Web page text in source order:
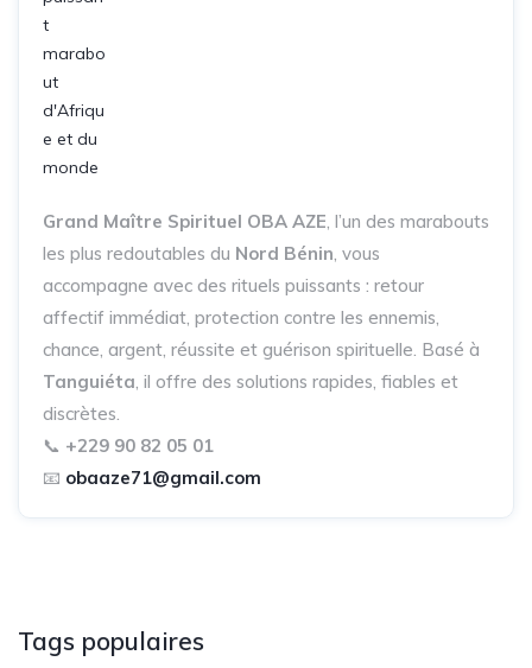
Grand Maître Spirituel OBA AZE , l’un des marabouts
les plus redoutables du Nord Bénin , vous
accompagne avec des rituels puissants : retour
affectif immédiat, protection contre les ennemis,
chance, argent, réussite et guérison spirituelle. Basé à
Tanguiéta , il offre des solutions rapides, fiables et
discrètes.
📞 +229 90 82 05 01
📧 obaaze71@gmail.com
Tags populaires